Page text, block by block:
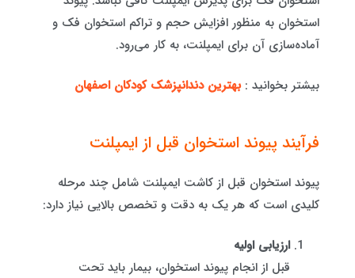
استخوان به منظور افزایش حجم و تراکم استخوان فک و
آماده‌سازی آن برای ایمپلنت، به کار می‌رود.
بیشتر بخوانید : بهترین دندانپزشک کودکان اصفهان
فرآیند پیوند استخوان قبل از ایمپلنت
پیوند استخوان قبل از کاشت ایمپلنت شامل چند مرحله
کلیدی است که هر یک به دقت و تخصص بالایی نیاز دارد:
ارزیابی اولیه
قبل از انجام پیوند استخوان، بیمار باید تحت